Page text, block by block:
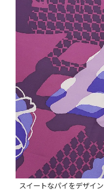
スイートなパイをデザイ